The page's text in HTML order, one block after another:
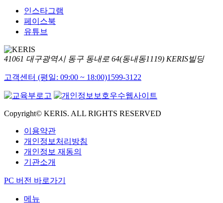
인스타그램
페이스북
유튜브
41061 대구광역시 동구 동내로 64(동내동1119) KERIS빌딩
고객센터 (평일: 09:00 ~ 18:00)1599-3122
Copyright© KERIS. ALL RIGHTS RESERVED
이용약관
개인정보처리방침
개인정보 재동의
기관소개
PC 버전 바로가기
메뉴